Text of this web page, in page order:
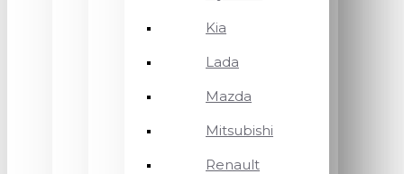
Kia
Lada
Mazda
Mitsubishi
Renault